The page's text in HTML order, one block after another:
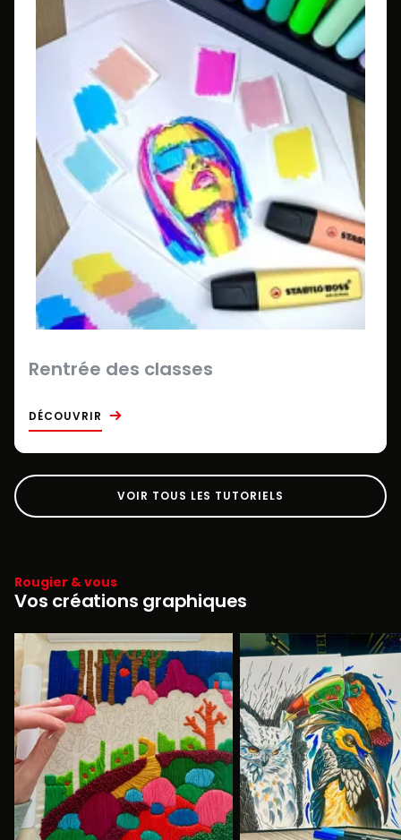
Rentrée des classes
DÉCOUVRIR
VOIR TOUS LES TUTORIELS
Rougier & vous
Vos créations graphiques